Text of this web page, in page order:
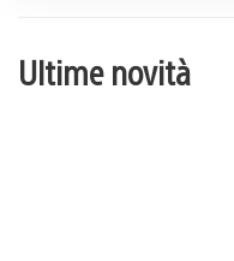
Ultime novità